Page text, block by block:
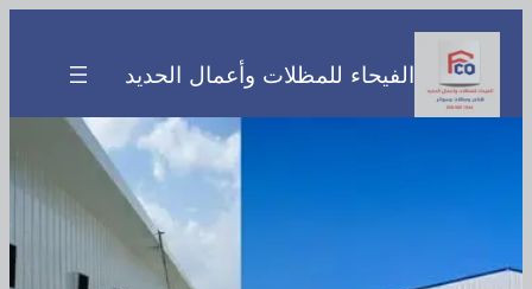
تخطى
المحتوى
الفيحاء للمظلات وأعمال الحديد